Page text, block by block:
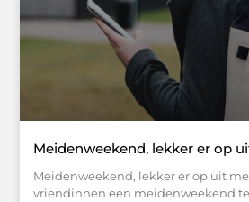
Meidenweekend, lekker er op
Meidenweekend, lekker er op uit
vriendinnen een meidenweekend